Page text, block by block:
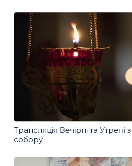
Трансляція Вечірні та Утрені
собору